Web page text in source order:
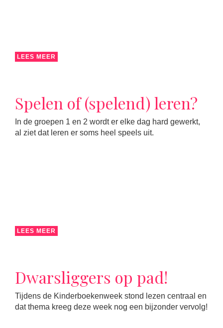
LEES MEER
Spelen of (spelend) leren?
In de groepen 1 en 2 wordt er elke dag hard gewerkt,
al ziet dat leren er soms heel speels uit.
LEES MEER
Dwarsliggers op pad!
Tijdens de Kinderboekenweek stond lezen centraal en
dat thema kreeg deze week nog een bijzonder vervolg!